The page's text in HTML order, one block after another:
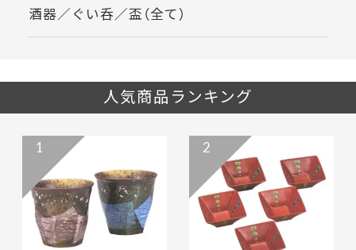
酒器／ぐい呑／盃（全て）
人気商品ランキング
1 2